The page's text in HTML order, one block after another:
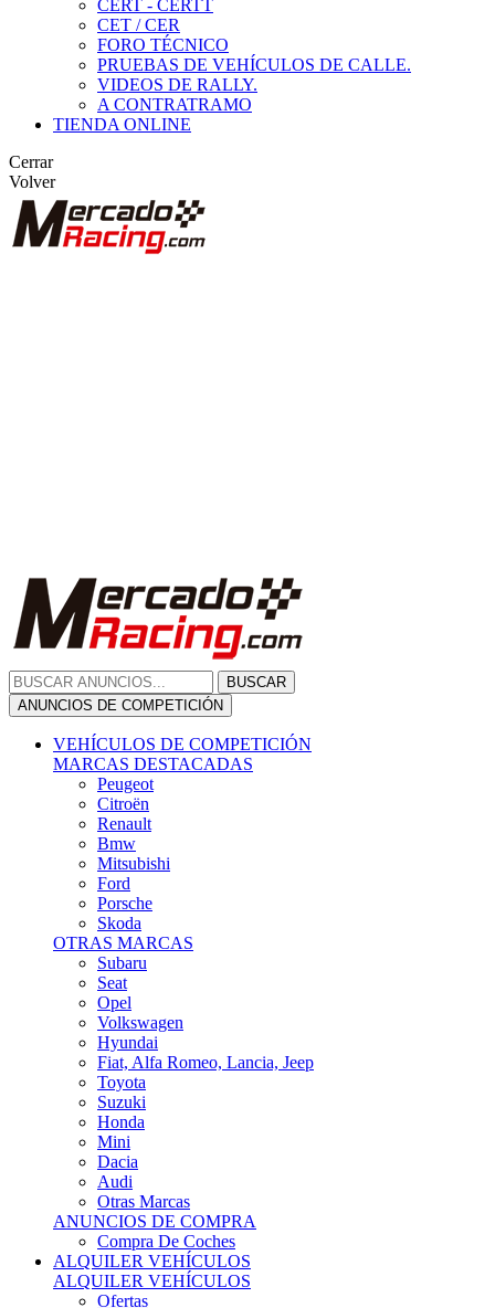
CERT - CERTT
CET / CER
FORO TÉCNICO
PRUEBAS DE VEHÍCULOS DE CALLE.
VIDEOS DE RALLY.
A CONTRATRAMO
TIENDA ONLINE
Cerrar
Volver
Porsche
Skoda
OTRAS MARCAS
Seat
Opel
Volkswagen
Hyundai
Fiat, Alfa Romeo, Lancia, Jeep
Toyota
Suzuki
Honda
Mini
Dacia
Audi
Otras Marcas
ANUNCIOS DE COMPRA
Compra De Coches
ALQUILER VEHÍCULOS
ALQUILER VEHÍCULOS
Ofertas
Búsquedas
PERSONAL
COPILOTOS
Copilotos Disponibles
Busqueda De Copilotos
MECANICOS
Mecánicos Disponibles
Búsqueda De Mecánicos
PIEZAS DE COMPETICIÓN
MECÁNICA
Motores
Refrigeración
Electrónica
Cajas De Cambio
Sistemas De Escape